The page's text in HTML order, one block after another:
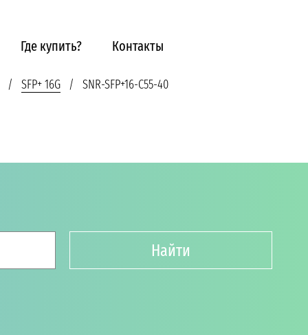
Где купить? Контакты
SFP+ 16G SNR-SFP+16-C55-40
Найти